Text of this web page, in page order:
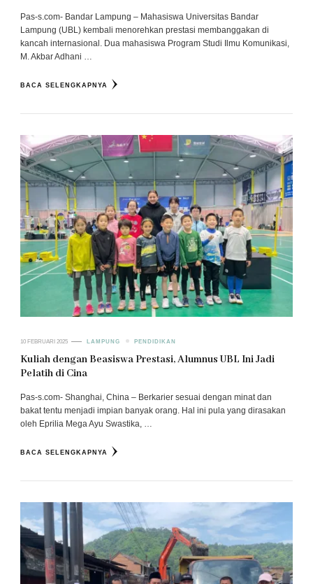
Pas-s.com- Bandar Lampung – Mahasiswa Universitas Bandar
Lampung (UBL) kembali menorehkan prestasi membanggakan di
kancah internasional. Dua mahasiswa Program Studi Ilmu Komunikasi,
M. Akbar Adhani …
BACA SELENGKAPNYA
10 FEBRUARI 2025 LAMPUNG PENDIDIKAN
Kuliah dengan Beasiswa Prestasi, Alumnus UBL Ini Jadi
Pelatih di Cina
Pas-s.com- Shanghai, China – Berkarier sesuai dengan minat dan
bakat tentu menjadi impian banyak orang. Hal ini pula yang dirasakan
oleh Eprilia Mega Ayu Swastika, …
BACA SELENGKAPNYA